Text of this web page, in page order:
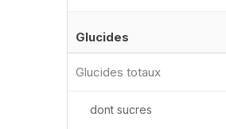
Glucides
Glucides totaux
dont sucres